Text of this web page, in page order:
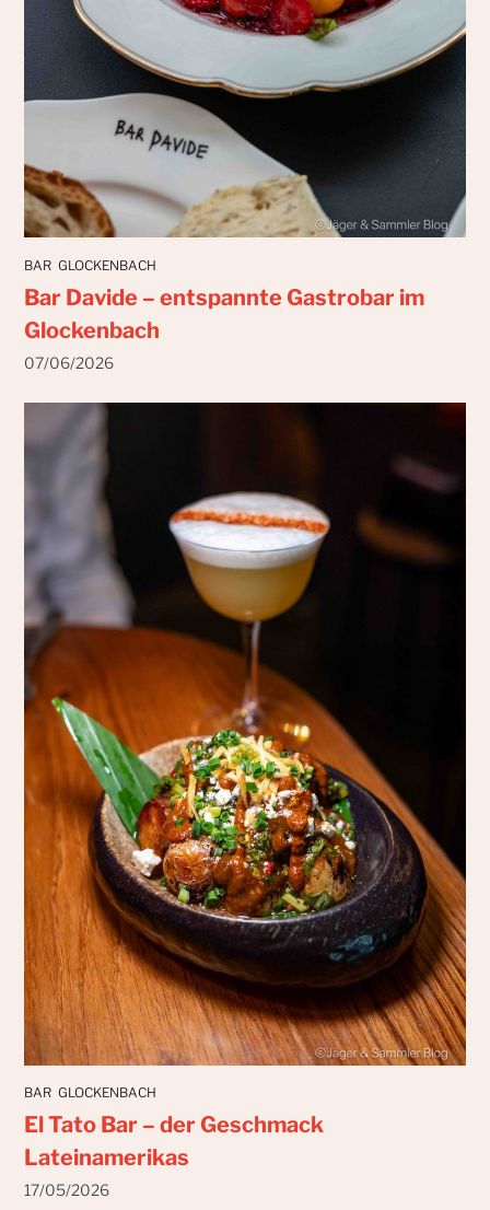
BAR GLOCKENBACH
Bar Davide – entspannte Gastrobar im
Glockenbach
07/06/2026
BAR GLOCKENBACH
El Tato Bar – der Geschmack
Lateinamerikas
17/05/2026